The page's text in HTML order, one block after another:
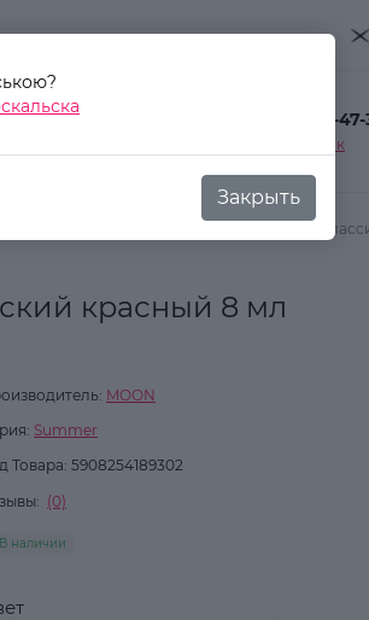
+38(093) 995-
Заказать звонок
Гель-лак MOON FULL Summer №617
Закрыть
красный 8 мл
MOON
Summer
Товара: 5908254189302
(0)
В наличии